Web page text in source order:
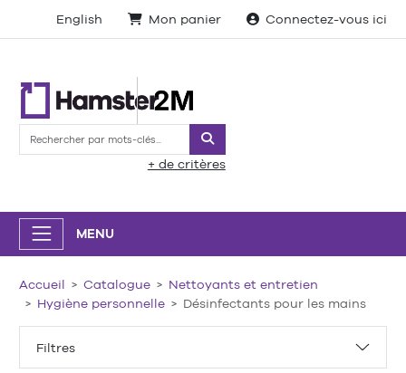
English Mon panier Connectez-vous ici
Rechercher
+ de critères
MENU
Filtres
Accueil Catalogue
Nettoyants et entretien
Hygiène personnelle
Désinfectants pour les mains